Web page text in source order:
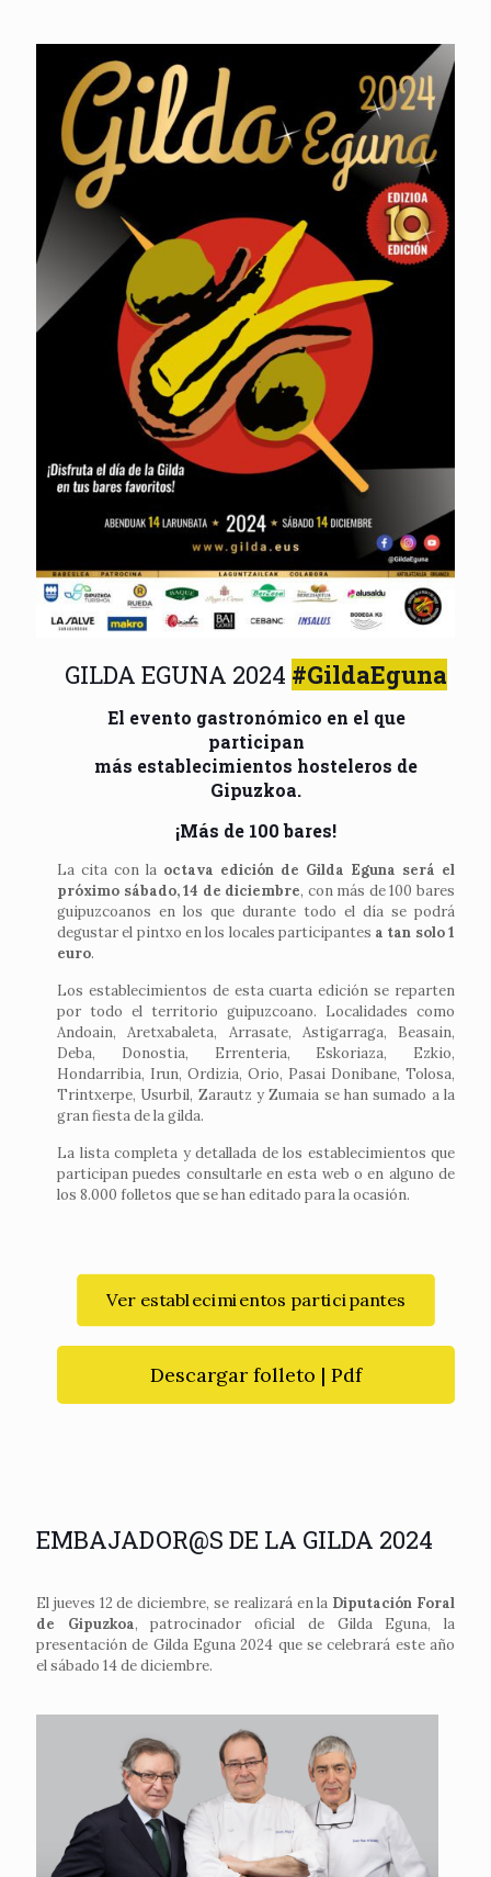
GILDA EGUNA 2024 #GildaEguna
El evento gastronómico en el que
participan
más establecimientos hosteleros de
Gipuzkoa.
¡Más de 100 bares!
La cita con la octava edición de Gilda Eguna será el
próximo sábado, 14 de diciembre, con más de 100 bares
guipuzcoanos en los que durante todo el día se podrá
degustar el pintxo en los locales participantes a tan solo 1
euro.
Los establecimientos de esta cuarta edición se reparten
por todo el territorio guipuzcoano. Localidades como
Andoain, Aretxabaleta, Arrasate, Astigarraga, Beasain,
Deba, Donostia, Errenteria, Eskoriaza, Ezkio,
Hondarribia, Irun, Ordizia, Orio, Pasai Donibane, Tolosa,
Trintxerpe, Usurbil, Zarautz y Zumaia se han sumado a la
gran fiesta de la gilda.
La lista completa y detallada de los establecimientos que
participan puedes consultarle en esta web o en alguno de
los 8.000 folletos que se han editado para la ocasión.
Ver establecimientos participantes
Descargar folleto | Pdf
EMBAJADOR@S DE LA GILDA 2024
El jueves 12 de diciembre, se realizará en la Diputación Foral
de Gipuzkoa, patrocinador oficial de Gilda Eguna, la
presentación de Gilda Eguna 2024 que se celebrará este año
el sábado 14 de diciembre.